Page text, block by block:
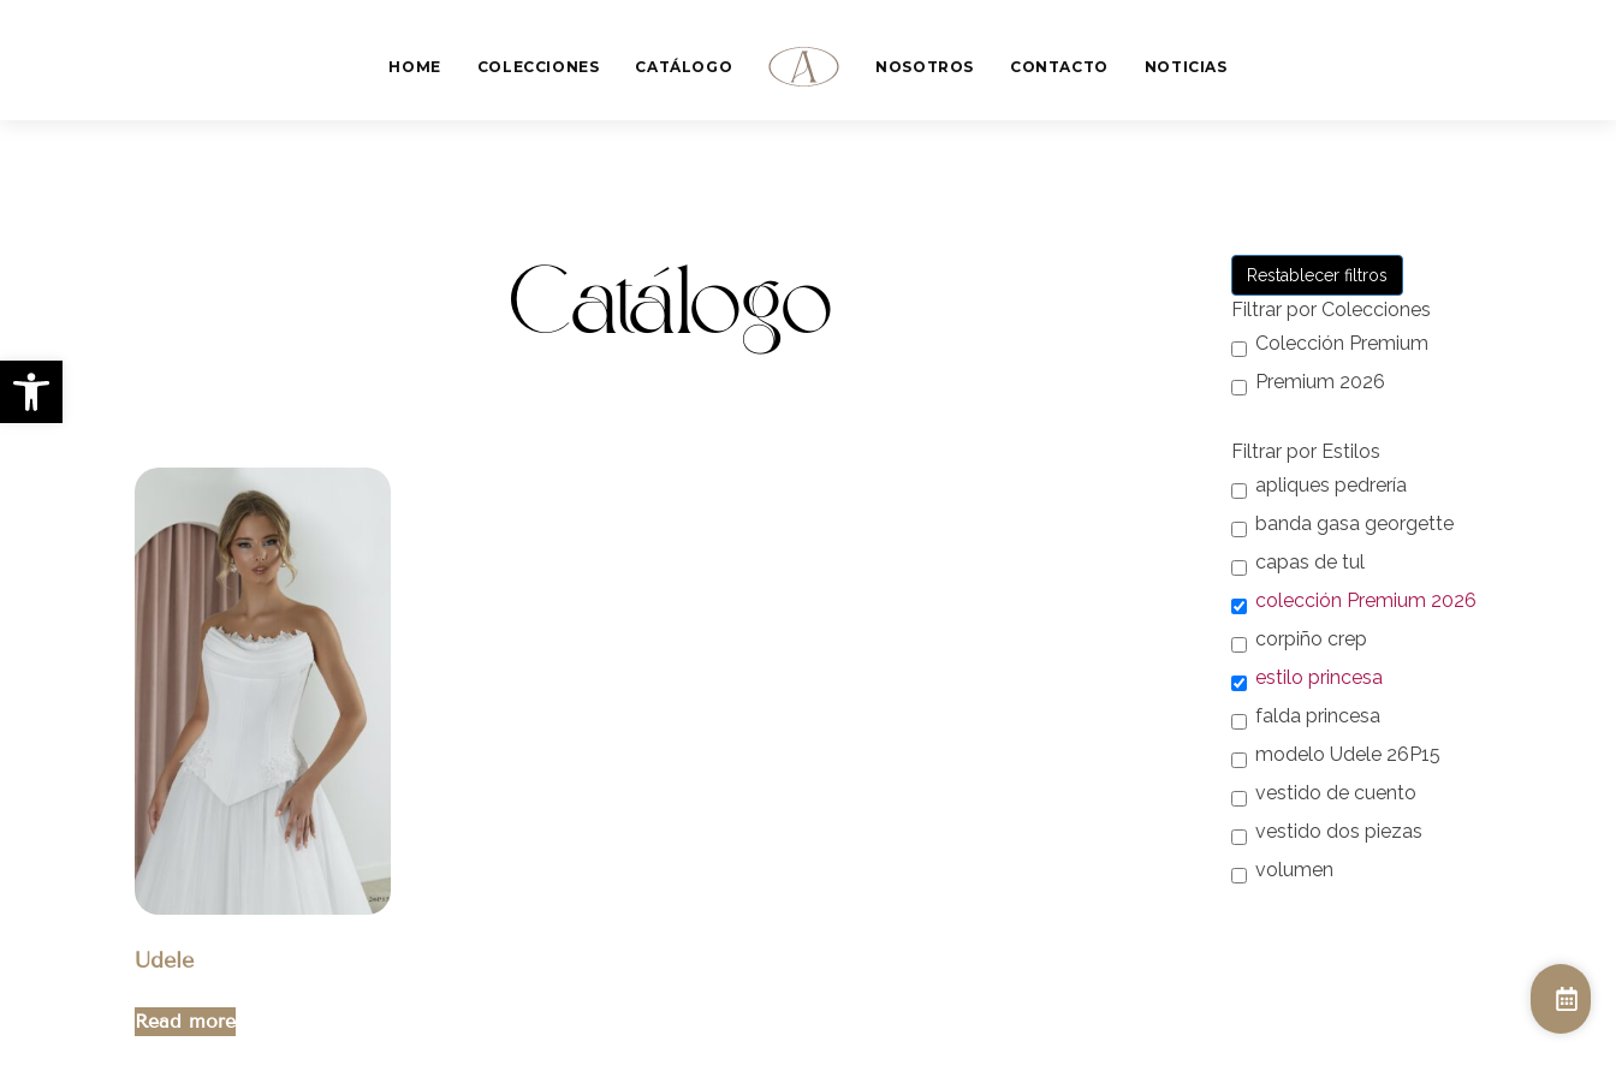
Abrir barra de herramientas
HOME COLECCIONES CATÁLOGO NOSOTROS CONTACTO NOTICIAS
Catálogo
Udele
Read more
Restablecer filtros
Filtrar por Colecciones
Colección Premium
Premium 2026
Filtrar por Estilos
apliques pedrería
banda gasa georgette
capas de tul
colección Premium 2026
corpiño crep
estilo princesa
falda princesa
modelo Udele 26P15
vestido de cuento
vestido dos piezas
volumen